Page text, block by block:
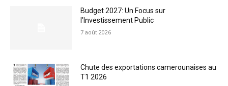
Budget 2027: Un Focus sur
l’Investissement Public
7 août 2026
Chute des exportations camerounaises au
T1 2026